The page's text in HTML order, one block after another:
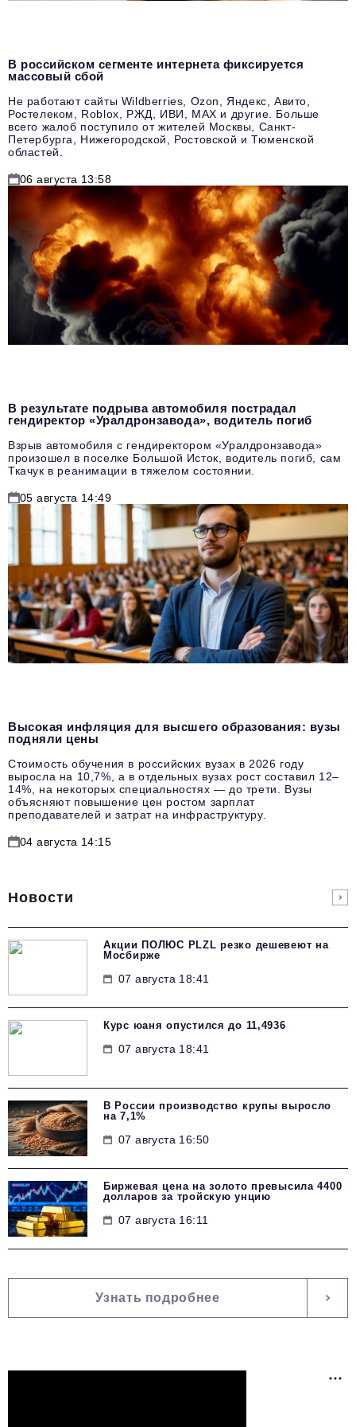
В российском сегменте интернета фиксируется
массовый сбой
Не работают сайты Wildberries, Ozon, Яндекс, Авито,
Ростелеком, Roblox, РЖД, ИВИ, MAX и другие. Больше
всего жалоб поступило от жителей Москвы, Санкт-
Петербурга, Нижегородской, Ростовской и Тюменской
областей.
06 августа 13:58
В результате подрыва автомобиля пострадал
гендиректор «Уралдронзавода», водитель погиб
Взрыв автомобиля с гендиректором «Уралдронзавода»
произошел в поселке Большой Исток, водитель погиб, сам
Ткачук в реанимации в тяжелом состоянии.
05 августа 14:49
Высокая инфляция для высшего образования: вузы
подняли цены
Стоимость обучения в российских вузах в 2026 году
выросла на 10,7%, а в отдельных вузах рост составил 12–
14%, на некоторых специальностях — до трети. Вузы
объясняют повышение цен ростом зарплат
преподавателей и затрат на инфраструктуру.
04 августа 14:15
Новости
Акции ПОЛЮС PLZL резко дешевеют на
Мосбирже
07 августа 18:41
Курс юаня опустился до 11,4936
07 августа 18:41
В России производство крупы выросло
на 7,1%
07 августа 16:50
Биржевая цена на золото превысила 4400
долларов за тройскую унцию
07 августа 16:11
Узнать подробнее